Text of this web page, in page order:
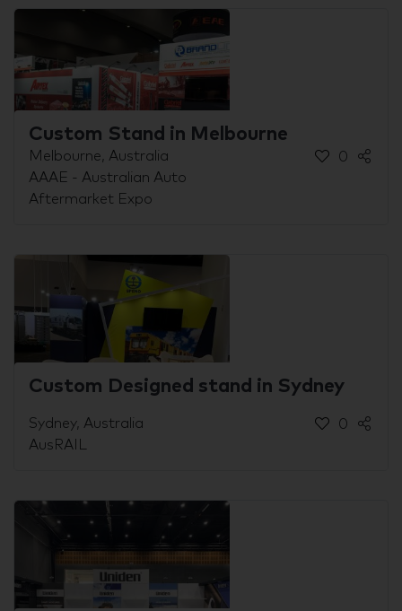
Custom Stand in Melbourne
Melbourne, Australia
AAAE - Australian Auto
Aftermarket Expo
0
Custom Designed stand in Sydney
Sydney, Australia
AusRAIL
0